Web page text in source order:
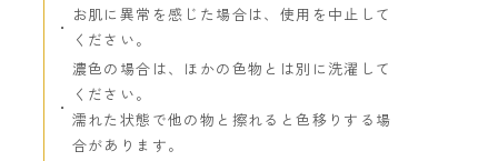
お肌に異常を感じた場合は、使用を中止して
ください。
濃色の場合は、ほかの色物とは別に洗濯して
ください。
濡れた状態で他の物と擦れると色移りする場
合があります。